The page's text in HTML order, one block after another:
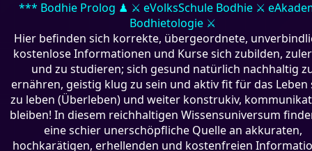
*** Bodhie Prolog ♟ ⚔ eVolksSchule Bodhie ⚔
Bodhietologie ⚔
Hier befinden sich korrekte, übergeordnete,
kostenlose Informationen und Kurse sich zubilden,
und zu studieren; sich gesund natürlich nachhaltig
ernähren, geistig klug zu sein und aktiv fit für das Leben
zu leben (Überleben) und weiter konstrukiv,
bleiben! In diesem reichhaltigen Wissensuniversum
eine schier unerschöpfliche Quelle an akkuraten,
hochkarätigen, erhellenden und kostenfreien